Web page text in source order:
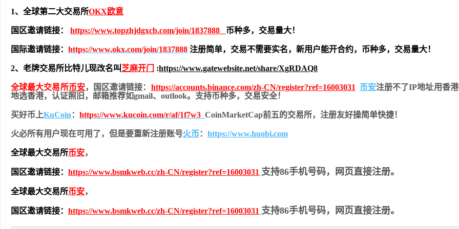
1、全球第二大交易所OKX欧意
国区邀请链接： https://www.topzhjdgxcb.com/join/1837888 币种多，交易量大！
国际邀请链接： https://www.okx.com/join/1837888 注册简单，交易不需要实名，新用户能开合约， 币种多，交易量大！
2、老牌交易所比特儿现改名叫 芝麻开门 :https://www.gatewebsite.net/share/XgRDAQ8
全球最大交易所币安，国区邀请链接： https://accounts.binance.com/zh-CN/register?ref=16003031 币安注册不了IP地址用香
地选香港，认证照旧， 邮箱推荐如gmail、outlook。支持币种多，交易安全！
买好币上KuCoin ： https://www.kucoin.com/r/af/1f7w3 CoinMarketCap前五的交易所，注册友好操简单快捷！
火必所有用户现在可用了，但是要重新注册账号火币 ： https://www.huobi.com
全球最大交易所币安，
国区邀请链接： https://www.bsmkweb.cc/zh-CN/register?ref=16003031 支持86手机号码，网页直接注册。
全球最大交易所币安，
国区邀请链接： https://www.bsmkweb.cc/zh-CN/register?ref=16003031 支持86手机号码，网页直接注册。